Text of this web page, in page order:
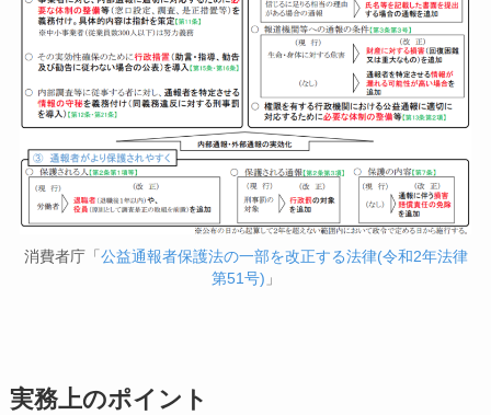
消費者庁「 公益通報者保護法の一部を改正する法律(令和2年法律
第51号) 」
実務上のポイント